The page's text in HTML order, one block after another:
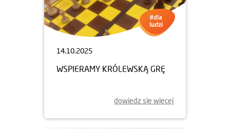
14.10.2025
WSPIERAMY KRÓLEWSKĄ GRĘ
dowiedz się więcej